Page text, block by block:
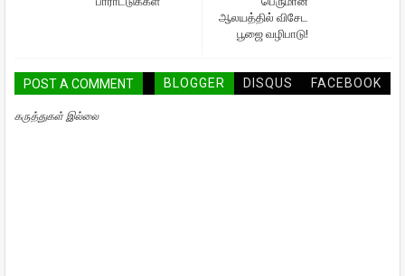
ஆலயத்தில் விசேட
பூஜை வழிபாடு!
POST A COMMENT BLOGGER DISQUS FACEBOOK
கருத்துகள் இல்லை